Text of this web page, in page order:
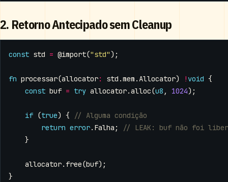
2. Retorno Antecipado sem Cleanup
const std = @import("std" );
fn processar(allocator: std .mem .Allocator) ! void {
const buf = try allocator.alloc(u8 , 1024);
if (true) {
return error. Falha ;
}
allocator. free(buf);
}